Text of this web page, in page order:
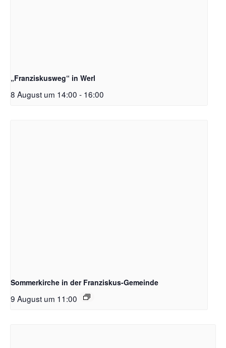
„Franziskusweg“ in Werl
8 August um 14:00 - 16:00
Sommerkirche in der Franziskus-Gemeinde
9 August um 11:00